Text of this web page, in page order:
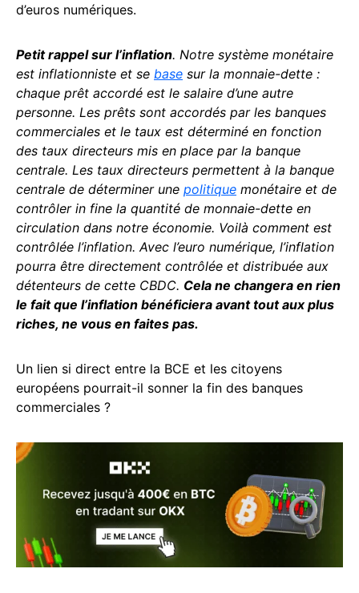
d’euros numériques.
Petit rappel sur l’inflation. Notre système monétaire
est inflationniste et se base sur la monnaie-dette :
chaque prêt accordé est le salaire d’une autre
personne. Les prêts sont accordés par les banques
commerciales et le taux est déterminé en fonction
des taux directeurs mis en place par la banque
centrale. Les taux directeurs permettent à la banque
centrale de déterminer une politique monétaire et de
contrôler in fine la quantité de monnaie-dette en
circulation dans notre économie. Voilà comment est
contrôlée l’inflation. Avec l’euro numérique, l’inflation
pourra être directement contrôlée et distribuée aux
détenteurs de cette CBDC. Cela ne changera en rien
le fait que l’inflation bénéficiera avant tout aux plus
riches, ne vous en faites pas.
Un lien si direct entre la BCE et les citoyens
européens pourrait-il sonner la fin des banques
commerciales ?